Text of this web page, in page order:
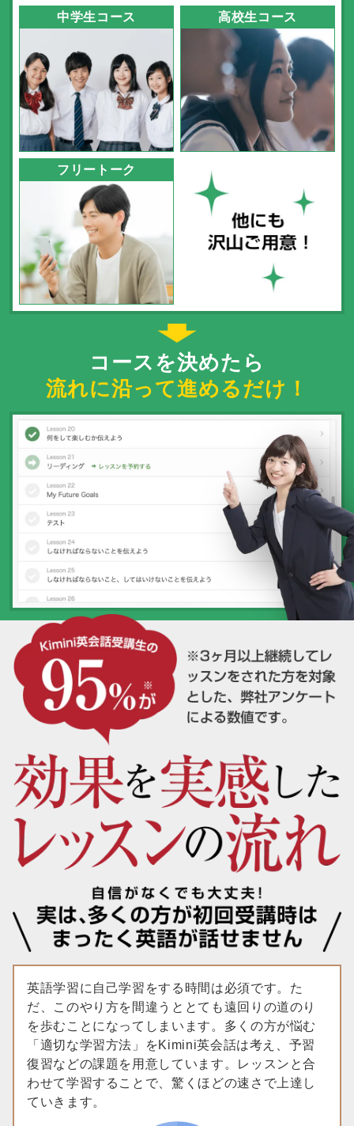
中学生コース 高校生コース
フリートーク
コースを決めたら
流れに沿って進めるだけ！
英語学習に自己学習をする時間は必須です。た
だ、このやり方を間違うととても遠回りの道のり
を歩むことになってしまいます。多くの方が悩む
「適切な学習方法」をKimini英会話は考え、予習
復習などの課題を用意しています。レッスンと合
わせて学習することで、驚くほどの速さで上達し
ていきます。